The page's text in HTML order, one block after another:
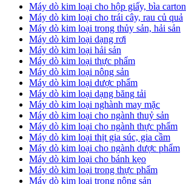
Máy dò kim loại cho hộp giấy, bìa carton
Máy dò kim loại cho trái cây, rau củ quả
Máy dò kim loại trong thủy sản, hải sản
Máy dò kim loại dạng rơi
Máy dò kim loại hải sản
Máy dò kim loại thực phẩm
Máy dò kim loại nông sản
Máy dò kim loại dược phẩm
Máy dò kim loại dạng băng tải
Máy dò kim loại nghành may mặc
Máy dò kim loại cho ngành thuỷ sản
Máy dò kim loại cho ngành thực phẩm
Máy dò kim loại thịt gia súc, gia cầm
Máy dò kim loại cho ngành dược phẩm
Máy dò kim loại cho bánh kẹo
Máy dò kim loại trong thực phẩm
Máy dò kim loại trong nông sản